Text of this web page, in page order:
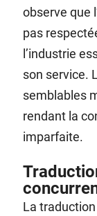
observe que
pas
l’industrie
son service.
semblables
rendant la
imparfaite.
La